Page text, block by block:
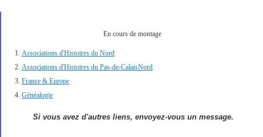
En cours de montage
Associations d'Histoires du Nord
Associations d'Histoires du Pas-de-CalaisNord
France & Europe
Généalogie
Si vous avez d'autres liens, envoyez-vous un message.